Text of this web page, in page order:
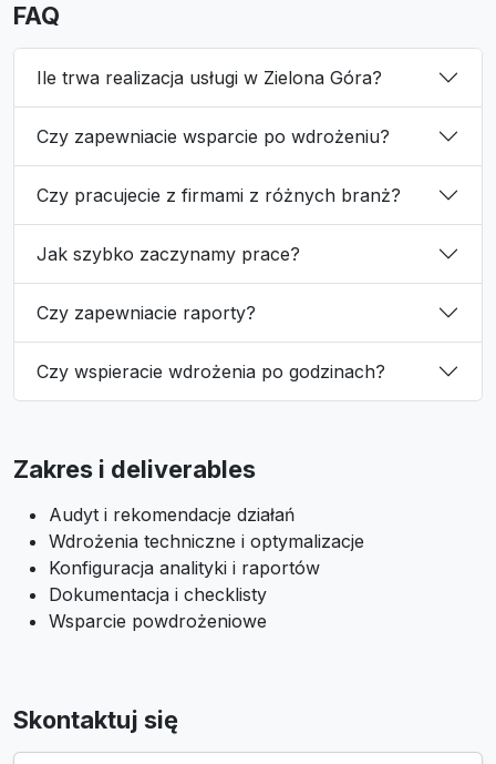
FAQ
Ile trwa realizacja usługi w Zielona Góra?
Czy zapewniacie wsparcie po wdrożeniu?
Czy pracujecie z firmami z różnych branż?
Jak szybko zaczynamy prace?
Czy zapewniacie raporty?
Czy wspieracie wdrożenia po godzinach?
Zakres i deliverables
Audyt i rekomendacje działań
Wdrożenia techniczne i optymalizacje
Konfiguracja analityki i raportów
Dokumentacja i checklisty
Wsparcie powdrożeniowe
Skontaktuj się